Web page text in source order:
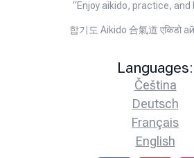
“Enjoy aikido, practice, and
Languages:
Čeština
Deutsch
Français
English